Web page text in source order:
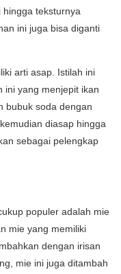
teksturnya
ini juga bisa diganti
arti asap. Istilah ini
ini yang menjepit ikan
bubuk soda dengan
diasap hingga
sebagai pelengkap
populer adalah mie
mie yang memiliki
dengan irisan
mie ini juga ditambah